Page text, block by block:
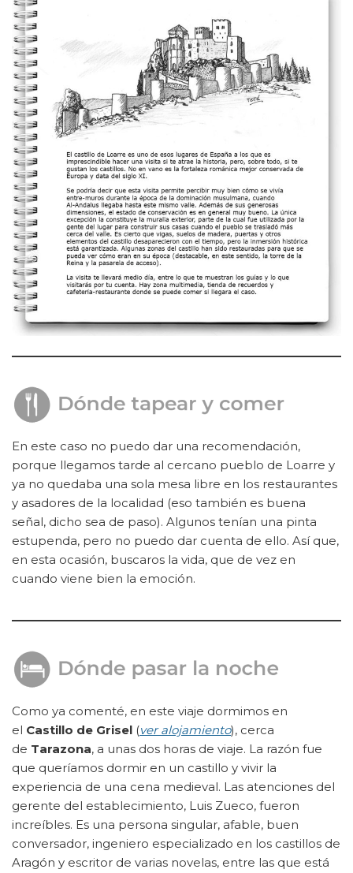
En este caso no puedo dar una recomendación,
porque llegamos tarde al cercano pueblo de Loarre y
ya no quedaba una sola mesa libre en los restaurantes
y asadores de la localidad (eso también es buena
señal, dicho sea de paso). Algunos tenían una pinta
estupenda, pero no puedo dar cuenta de ello. Así que,
en esta ocasión, buscaros la vida, que de vez en
cuando viene bien la emoción.
Como ya comenté, en este viaje dormimos en
el Castillo de Grisel (ver alojamiento), cerca
de Tarazona, a unas dos horas de viaje. La razón fue
que queríamos dormir en un castillo y vivir la
experiencia de una cena medieval. Las atenciones del
gerente del establecimiento, Luis Zueco, fueron
increíbles. Es una persona singular, afable, buen
conversador, ingeniero especializado en los castillos de
Aragón y escritor de varias novelas, entre las que está